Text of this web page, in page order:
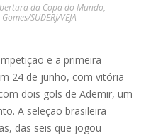
da Copa do Mundo,
SUDERJ/VEJA
e a primeira
24 de junho, com vitória
dois gols de Ademir, um
A seleção brasileira
das seis que jogou